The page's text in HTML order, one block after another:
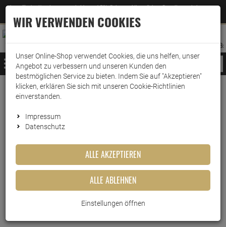
Jetzt für den Newsletter entscheiden und 5% Rabatt auf Ihre nächste Bestellung erhalten
–Zum Newsletter
ANMELDEN
AUFKLAPPEN
MERKZETTEL
WARENKORB:
MENÜ
Weiter einkaufen www.wark24.de Leben & Wohnen
Baumarkt
Pflegespray
Weicon Rost-Schock 400ml
Weicon Rost-Schock 400ml
10012333
WIR VERWENDEN COOKIES
Unser Online-Shop verwendet Cookies, die uns helfen, unser
Angebot zu verbessern und unseren Kunden den
bestmöglichen Service zu bieten. Indem Sie auf "Akzeptieren"
klicken, erklären Sie sich mit unseren Cookie-Richtlinien
einverstanden.
Impressum
Datenschutz
ALLE AKZEPTIEREN
ALLE ABLEHNEN
Einstellungen öffnen